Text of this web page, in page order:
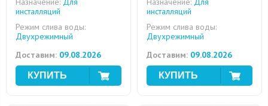
инсталляций
Режим слива воды:
Двухрежимный
Доставим: 09.08.2026
инсталляций
Режим слива воды:
Двухрежимный
Доставим: 09.08.2026